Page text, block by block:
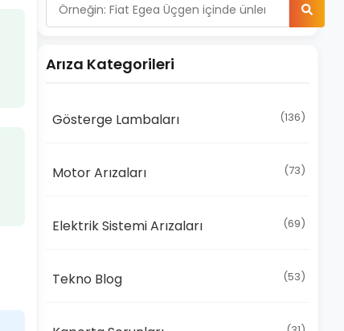
Arıza Kategorileri
Gösterge Lambaları (136)
Motor Arızaları (73)
Elektrik Sistemi Arızaları (69)
Tekno Blog (53)